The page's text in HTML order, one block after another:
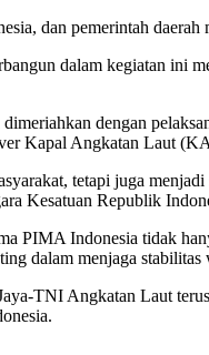
dan pemerintah
dalam kegiatan ini
dengan
Kapal Angkatan Laut
tetapi juga
Kesatuan Republik
PIMA Indonesia tidak
dalam menjaga
TNI Angkatan Laut